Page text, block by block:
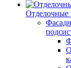
Отделочные